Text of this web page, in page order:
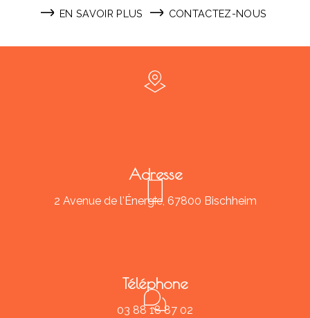
EN SAVOIR PLUS CONTACTEZ-NOUS
Adresse
2 Avenue de l'Énergie, 67800 Bischheim
Téléphone
03 88 18 87 02